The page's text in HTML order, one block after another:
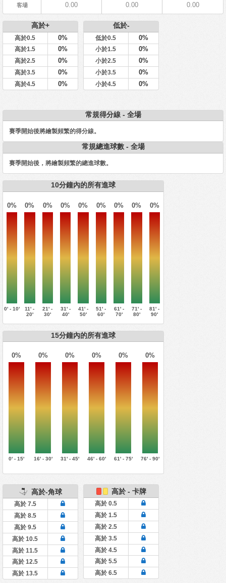
客場 0.00 0.00 0.00
高於+
高於0.5 0%
高於1.5 0%
高於2.5 0%
高於3.5 0%
高於4.5 0%
低於-
低於0.5 0%
小於1.5 0%
小於2.5 0%
小於3.5 0%
小於4.5 0%
常規得分線 - 全場
賽季開始後將繪製頻繁的得分線。
常規總進球數 - 全場
賽季開始後，將繪製頻繁的總進球數。
10分鐘內的所有進球
0% 0% 0% 0% 0% 0% 0% 0% 0%
0' - 10'
11' -
20'
21' -
30'
31' -
40'
41' -
50'
51' -
60'
61' -
70'
71' -
80'
81' -
90'
15分鐘內的所有進球
0% 0% 0% 0% 0% 0%
0' - 15' 16' - 30' 31' - 45' 46' - 60' 61' - 75' 76' - 90'
高於-角球
高於 7.5
高於 8.5
高於 9.5
高於 10.5
高於 11.5
高於 12.5
高於 13.5
高於 - 卡牌
高於 0.5
高於 1.5
高於 2.5
高於 3.5
高於 4.5
高於 5.5
高於 6.5